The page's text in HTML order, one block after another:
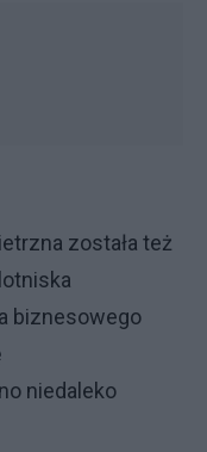
została też
biznesowego
niedaleko